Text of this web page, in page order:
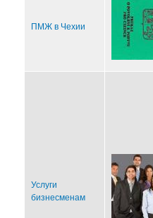
ПМЖ в Чехии
Услуги
бизнесменам